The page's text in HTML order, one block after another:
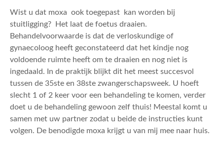
Wist u dat moxa ook toegepast kan worden bij
stuitligging? Het laat de foetus draaien.
Behandelvoorwaarde is dat de verloskundige of
gynaecoloog heeft geconstateerd dat het kindje nog
voldoende ruimte heeft om te draaien en nog niet is
ingedaald. In de praktijk blijkt dit het meest succesvol
tussen de 35ste en 38ste zwangerschapsweek. U hoeft
slecht 1 of 2 keer voor een behandeling te komen, verder
doet u de behandeling gewoon zelf thuis! Meestal komt u
samen met uw partner zodat u beide de instructies kunt
volgen. De benodigde moxa krijgt u van mij mee naar huis.